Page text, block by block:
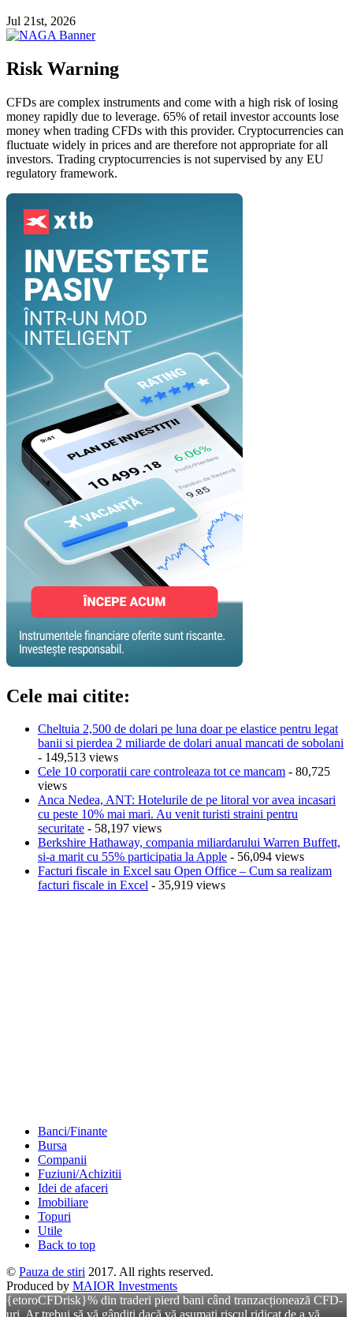
Jul 21st, 2026
Risk Warning
CFDs are complex instruments and come with a high risk of losing
money rapidly due to leverage. 65% of retail investor accounts lose
money when trading CFDs with this provider. Cryptocurrencies can
fluctuate widely in prices and are therefore not appropriate for all
investors. Trading cryptocurrencies is not supervised by any EU
regulatory framework.
Cele mai citite:
Cheltuia 2,500 de dolari pe luna doar pe elastice pentru legat
banii si pierdea 2 miliarde de dolari anual mancati de sobolani
- 149,513 views
Cele 10 corporatii care controleaza tot ce mancam - 80,725
views
Anca Nedea, ANT: Hotelurile de pe litoral vor avea incasari
cu peste 10% mai mari. Au venit turisti straini pentru
securitate - 58,197 views
Berkshire Hathaway, compania miliardarului Warren Buffett,
si-a marit cu 55% participatia la Apple - 56,094 views
Facturi fiscale in Excel sau Open Office – Cum sa realizam
facturi fiscale in Excel - 35,919 views
Banci/Finante
Bursa
Companii
Fuziuni/Achizitii
Idei de afaceri
Imobiliare
Topuri
Utile
Back to top
© Pauza de stiri 2017. All rights reserved.
Produced by MAIOR Investments
{etoroCFDrisk}% din traderi pierd bani când tranzacționează CFD-